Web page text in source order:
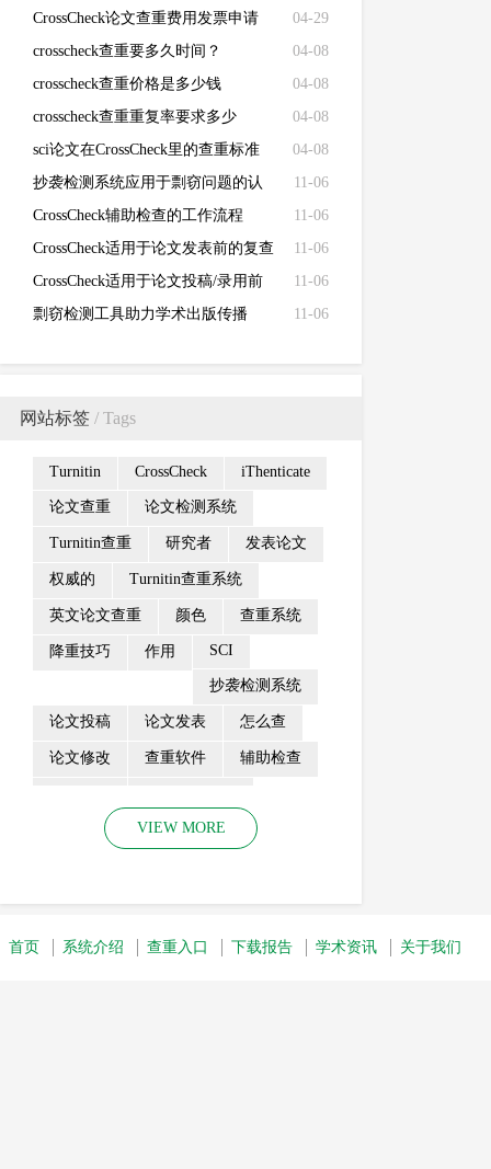
04-29
CrossCheck论文查重费用发票申请
04-08
crosscheck查重要多久时间？
04-08
crosscheck查重价格是多少钱
04-08
crosscheck查重重复率要求多少
04-08
sci论文在CrossCheck里的查重标准
11-06
抄袭检测系统应用于剽窃问题的认
定
11-06
CrossCheck辅助检查的工作流程
11-06
CrossCheck适用于论文发表前的复查
11-06
CrossCheck适用于论文投稿/录用前
的初查
11-06
剽窃检测工具助力学术出版传播
网站标签 / Tags
Turnitin CrossCheck iThenticate
论文查重 论文检测系统
Turnitin查重 研究者 发表论文
权威的 Turnitin查重系统
英文论文查重 颜色 查重系统
降重技巧 作用 SCI
抄袭检测系统
论文投稿 论文发表 怎么查
论文修改 查重软件 辅助检查
发票申请 收录 turn
自动查重 论文剽窃 全文剽窃
毕业论文 剽窃问题 认定标准
VIEW MORE
首页 系统介绍 查重入口 下载报告 学术资讯 关于我们